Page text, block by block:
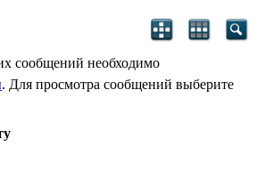
сообщений необходимо
. Для просмотра сообщений выберите